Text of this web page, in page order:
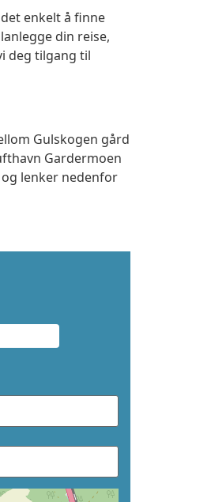
enkelt å finne
din reise,
deg tilgang til
Gulskogen gård
Gardermoen
lenker nedenfor